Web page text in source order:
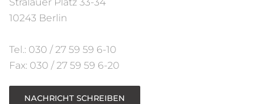
10243 Berlin
Tel.: 030 / 27 59 59 6-10
Fax: 030 / 27 59 59 6-20
NACHRICHT SCHREIBEN